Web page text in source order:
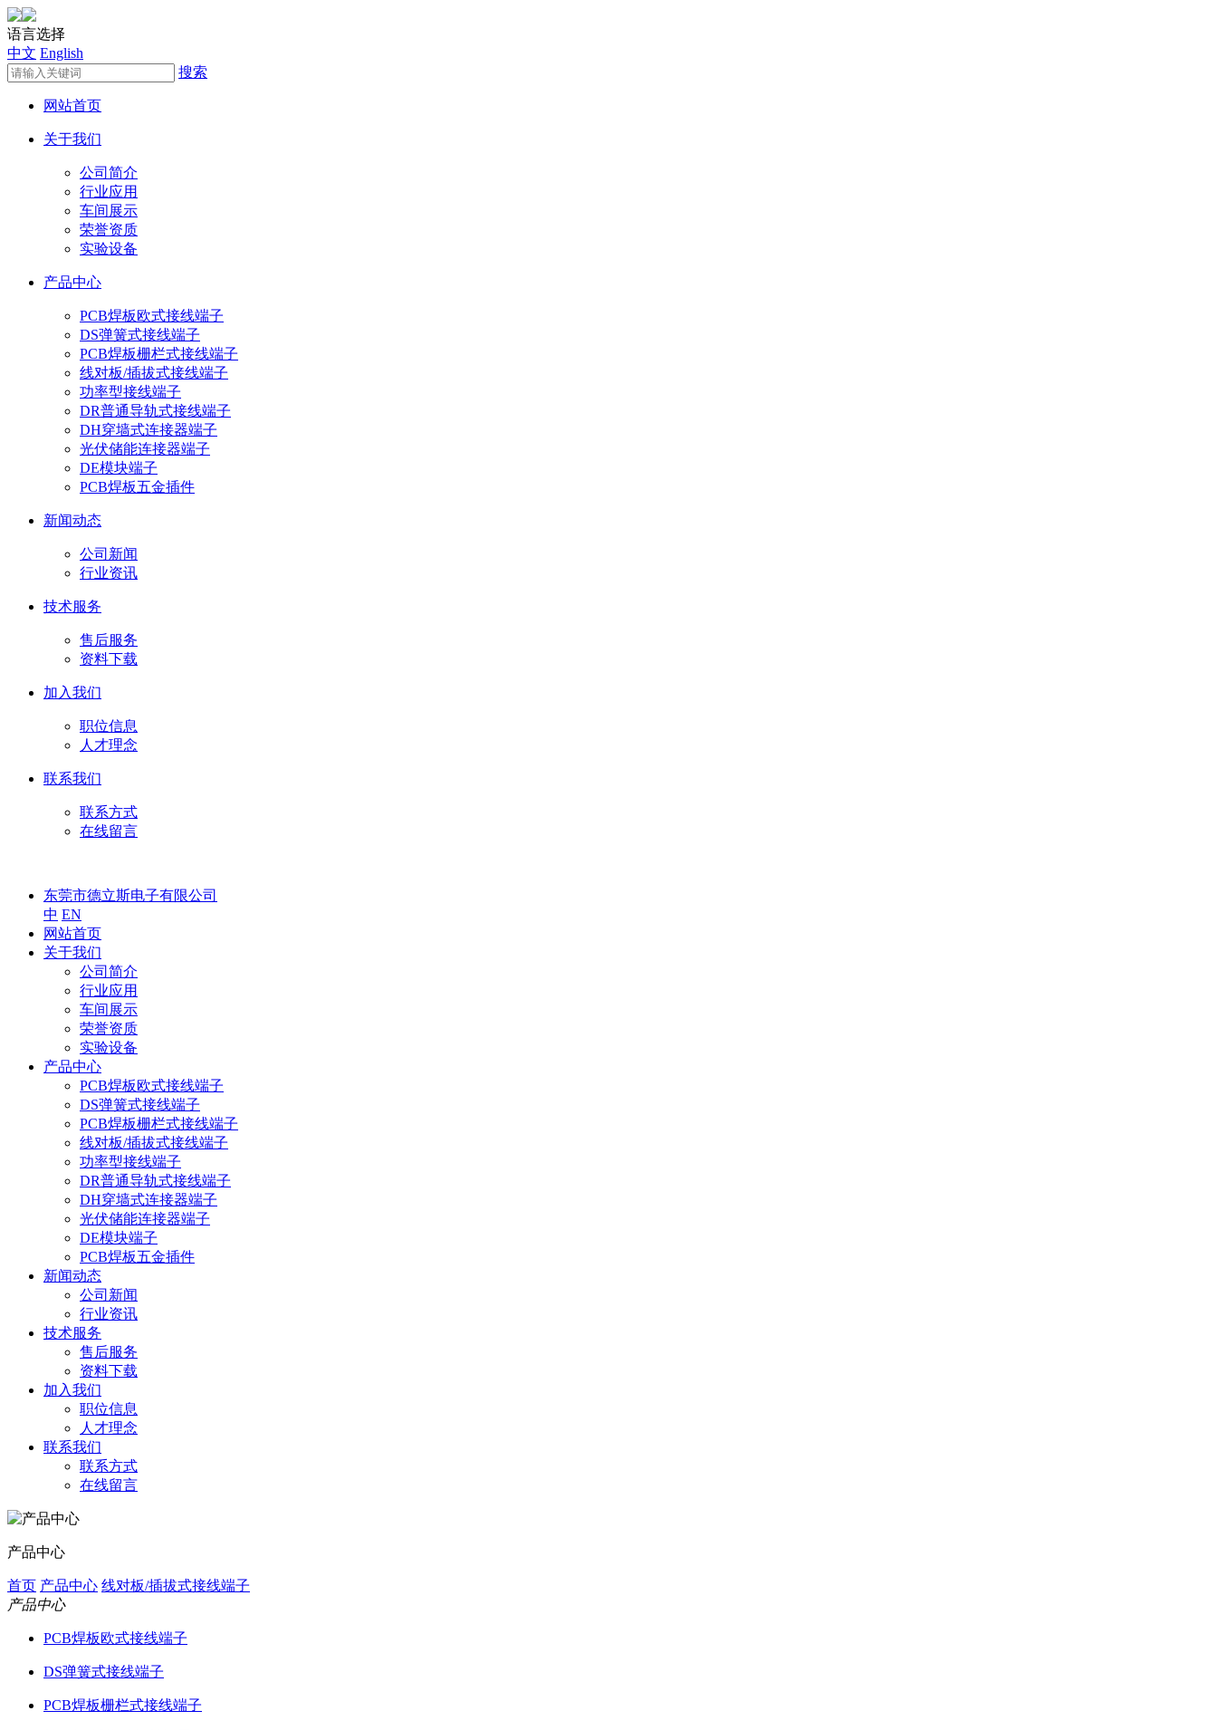
语言选择
中文 English
搜索
网站首页
关于我们
公司简介
行业应用
车间展示
荣誉资质
实验设备
产品中心
PCB焊板欧式接线端子
DS弹簧式接线端子
PCB焊板栅栏式接线端子
线对板/插拔式接线端子
功率型接线端子
DR普通导轨式接线端子
DH穿墙式连接器端子
光伏储能连接器端子
DE模块端子
PCB焊板五金插件
新闻动态
公司新闻
行业资讯
技术服务
售后服务
资料下载
加入我们
职位信息
人才理念
联系我们
联系方式
在线留言
东莞市德立斯电子有限公司
中 EN
网站首页
关于我们
公司简介
行业应用
车间展示
荣誉资质
实验设备
产品中心
PCB焊板欧式接线端子
DS弹簧式接线端子
PCB焊板栅栏式接线端子
线对板/插拔式接线端子
功率型接线端子
DR普通导轨式接线端子
DH穿墙式连接器端子
光伏储能连接器端子
DE模块端子
PCB焊板五金插件
新闻动态
公司新闻
行业资讯
技术服务
售后服务
资料下载
加入我们
职位信息
人才理念
联系我们
联系方式
在线留言
产品中心
首页 产品中心 线对板/插拔式接线端子
产品中心
PCB焊板欧式接线端子
DS弹簧式接线端子
PCB焊板栅栏式接线端子